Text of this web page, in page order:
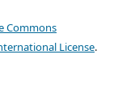
Commons
License.